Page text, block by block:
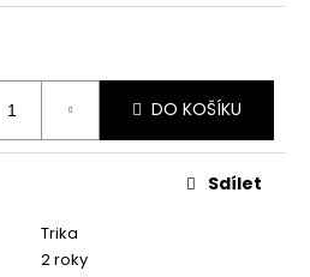
DO KOŠÍKU
Trika
2 roky
Sdílet